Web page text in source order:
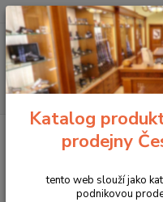
+420 225 375 800
Pouzdra, kufry na zbraně
zbraň NANUK 904 limetkový
Kufr na zbraň
Katalog
prodejny
tento web slouží jako
podnikovou